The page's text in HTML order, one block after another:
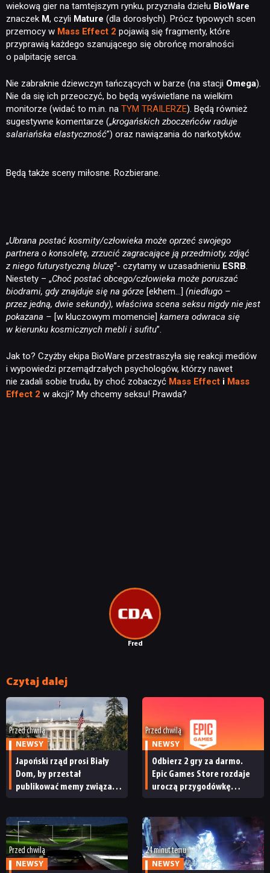
Fred
wiekową gier na tamtejszym rynku, przyznała dziełu BioWare
znaczek M, czyli Mature (dla dorosłych). Prócz typowych scen
przemocy w Mass Effect 2 pojawią się fragmenty, które
przyprawią każdego szanującego się obrońcę moralności
o palpitację serca.
Nie zabraknie dziewczyn tańczących w barze (na stacji Omega).
Nie da się ich przeoczyć, bo będą wyświetlane na wielkim
monitorze (widać to m.in. na TYM TRAILERZE). Będą również
sugestywne komentarze („krogańskich zboczeńców raduje
salariańska elastyczność”) oraz nawiązania do narkotyków.
Będą także sceny miłosne. Rozbierane.
„Ubrana postać kosmity/człowieka może oprzeć swojego
partnera o konsoletę, zrzucić zagracające ją przedmioty, zdjąć
z niego futurystyczną bluzę”- czytamy w uzasadnieniu ESRB.
Niestety – „Choć postać obcego/człowieka może poruszać
biodrami, gdy znajduje się na górze [ekhem…] (niedługo –
przez jedną, dwie sekundy), właściwa scena seksu nigdy nie jest
pokazana – [w kluczowym momencie] kamera odwraca się
w kierunku kosmicznych mebli i sufitu”.
Jak to? Czyżby ekipa BioWare przestraszyła się reakcji mediów
i wypowiedzi przemądrzałych psychologów, którzy nawet
nie zadali sobie trudu, by choć zobaczyć Mass Effect i Mass
Effect 2 w akcji? My chcemy seksu! Prawda?
Czytaj dalej
Przed chwilą
NEWSY
Japoński rząd prosi Biały
Dom, by przestał
publikować memy związane
Przed chwilą
NEWSY
Odbierz 2 gry za darmo.
Epic Games Store rozdaje
uroczą przygodówkę
Przed chwilą
NEWSY
24 minut temu
NEWSY